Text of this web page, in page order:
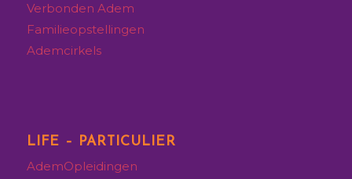
Verbonden Adem
Familieopstellingen
Ademcirkels
LIFE – PARTICULIER
AdemOpleidingen